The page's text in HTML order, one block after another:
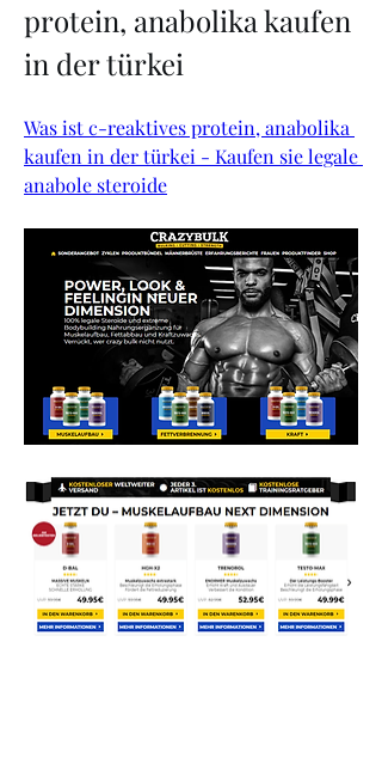
protein, anabolika kaufen
in der türkei
Was ist c-reaktives protein, anabolika
kaufen in der türkei - Kaufen sie legale
anabole steroide